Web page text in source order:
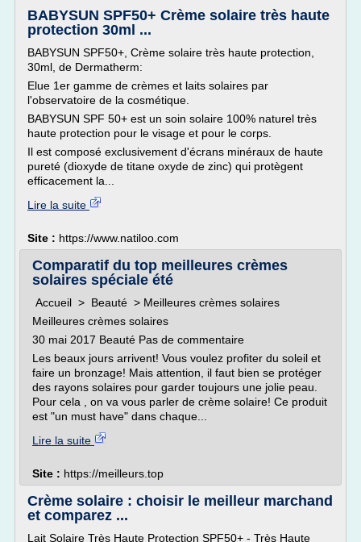
BABYSUN SPF50+ Crème solaire très haute
protection 30ml ...
BABYSUN SPF50+, Crème solaire très haute protection,
30ml, de Dermatherm:
Elue 1er gamme de crèmes et laits solaires par
l'observatoire de la cosmétique.
BABYSUN SPF 50+ est un soin solaire 100% naturel très
haute protection pour le visage et pour le corps.
Il est composé exclusivement d'écrans minéraux de haute
pureté (dioxyde de titane oxyde de zinc) qui protègent
efficacement la...
Lire la suite
Site : https://www.natiloo.com
Comparatif du top meilleures crèmes
solaires spéciale été
Accueil > Beauté > Meilleures crèmes solaires
Meilleures crèmes solaires
30 mai 2017 Beauté Pas de commentaire
Les beaux jours arrivent! Vous voulez profiter du soleil et
faire un bronzage! Mais attention, il faut bien se protéger
des rayons solaires pour garder toujours une jolie peau.
Pour cela , on va vous parler de crème solaire! Ce produit
est "un must have" dans chaque...
Lire la suite
Site : https://meilleurs.top
Crème solaire : choisir le meilleur marchand
et comparez ...
Lait Solaire Très Haute Protection SPF50+ - Très Haute